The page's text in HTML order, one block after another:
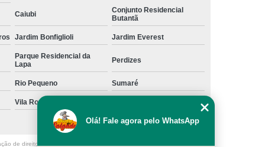
Caiubi
Conjunto Residencial
Butantã
Jardim Bonfiglioli Jardim Everest
Parque Residencial da
Lapa
Perdizes
Rio Pequeno Sumaré
Vila Romana
de direito autoral – artigo 184 do Código Penal –
Olá! Fale agora pelo WhatsApp